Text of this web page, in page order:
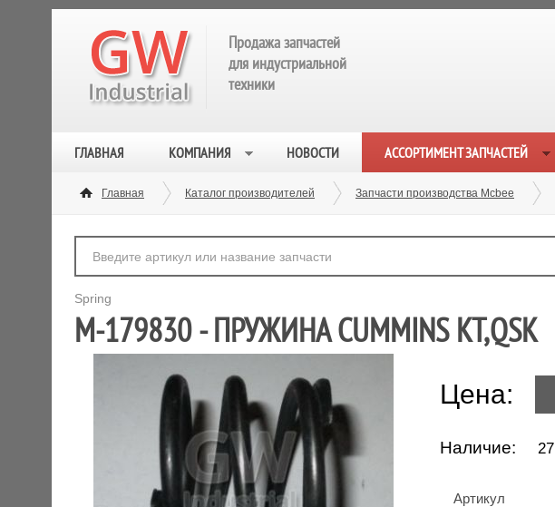
Продажа запчастей
для индустриальной
техники
ГЛАВНАЯ КОМПАНИЯ НОВОСТИ АССОРТИМЕНТ ЗАПЧАСТЕЙ
Главная Каталог производителей Запчасти производства Mcbee
Spring
M-179830 - ПРУЖИНА CUMMINS KT,QSK
Цена:
Наличие: 27
Артикул